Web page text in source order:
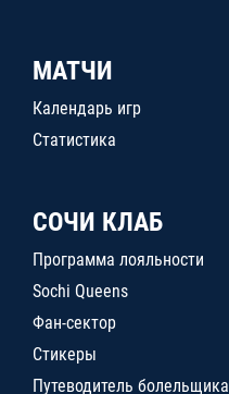
МАТЧИ
Календарь игр
Статистика
СОЧИ КЛАБ
Программа лояльности
Sochi Queens
Фан-сектор
Стикеры
Путеводитель болельщика